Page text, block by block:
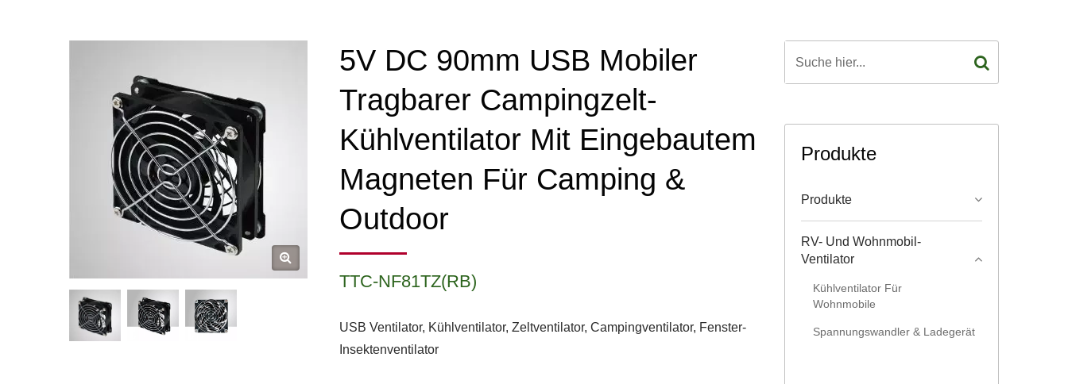
5V DC 90mm USB Mobiler
Tragbarer Campingzelt-
Kühlventilator Mit Eingebautem
Magneten Für Camping &
Outdoor
TTC-NF81TZ(RB)
USB Ventilator, Kühlventilator, Zeltventilator, Campingventilator, Fenster-
Insektenventilator
Produkte
Produkte
RV- Und Wohnmobil-
Ventilator
Kühlventilator Für
Wohnmobile
Spannungswandler & Ladegerät